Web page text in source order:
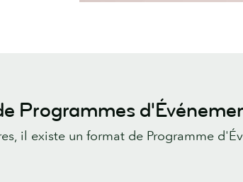
Programmes
il existe un format de Programme